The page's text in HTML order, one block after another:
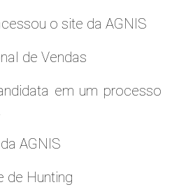
o site da AGNIS
de Vendas
em um processo
AGNIS
de Hunting